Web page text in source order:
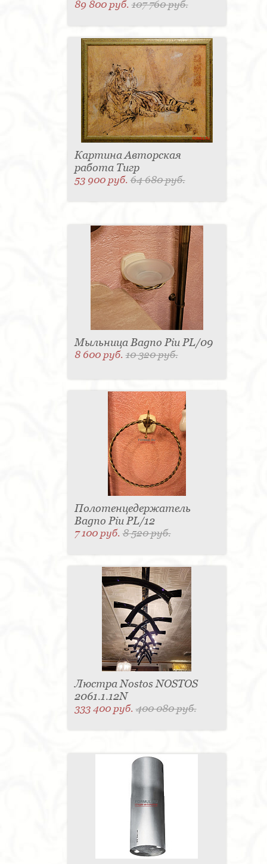
89 800 руб.107 760 руб.
Картина Авторская
работа Тигр
53 900 руб.64 680 руб.
Мыльница Bagno Piu PL/09
8 600 руб.10 320 руб.
Полотенцедержатель
Bagno Piu PL/12
7 100 руб.8 520 руб.
Люстра Nostos NOSTOS
2061.1.12N
333 400 руб.400 080 руб.